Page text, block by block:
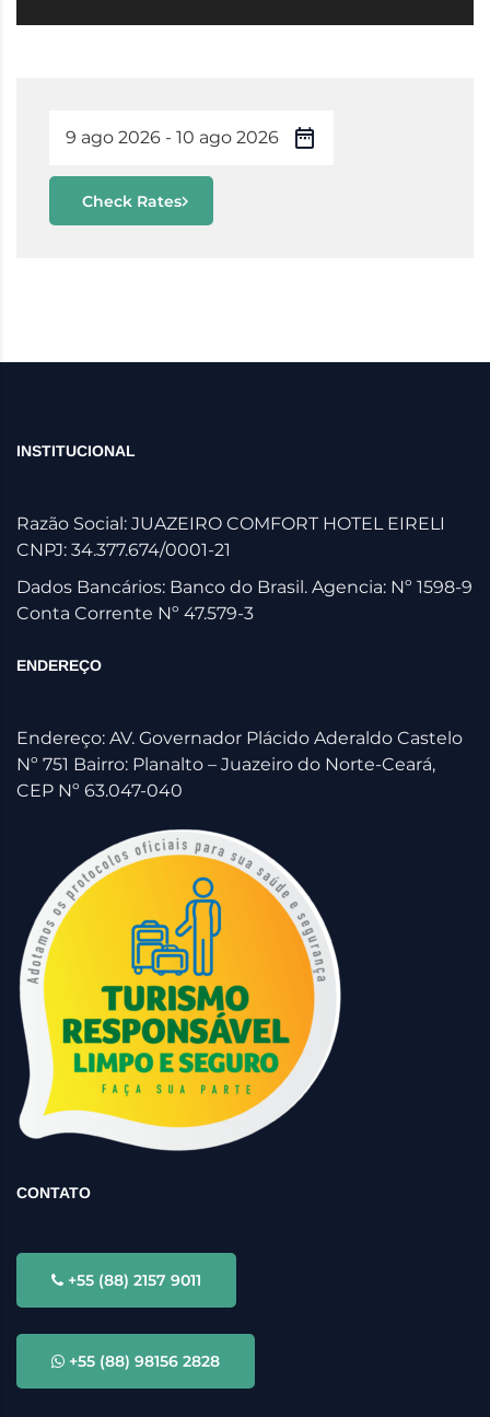
Check Rates
INSTITUCIONAL
Razão Social: JUAZEIRO COMFORT HOTEL EIRELI
CNPJ: 34.377.674/0001-21
Dados Bancários: Banco do Brasil. Agencia: Nº 1598-9
Conta Corrente Nº 47.579-3
ENDEREÇO
Endereço: AV. Governador Plácido Aderaldo Castelo
Nº 751 Bairro: Planalto – Juazeiro do Norte-Ceará,
CEP Nº 63.047-040
CONTATO
+55 (88) 2157 9011
+55 (88) 98156 2828